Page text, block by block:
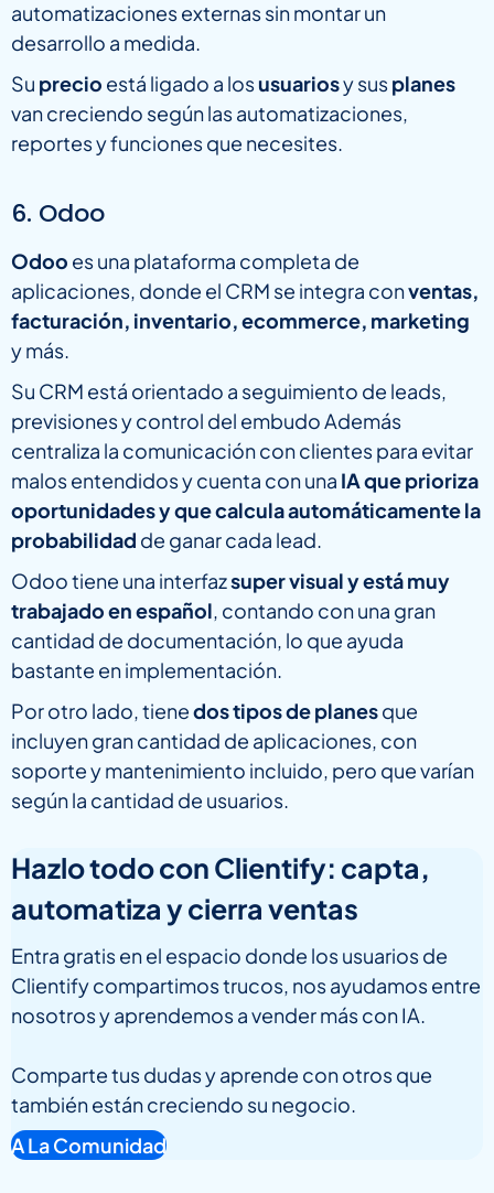
automatizaciones externas sin montar un
desarrollo a medida.
Su precio está ligado a losusuariosy susplanes
van creciendo según las automatizaciones,
reportes y funciones que necesites.
6. Odoo
Odoo es una plataforma completa de
aplicaciones, donde el CRM se integra conventas,
facturación, inventario, ecommerce, marketing
y más.
Su CRM está orientado a seguimiento de leads,
previsiones y control del embudo Además
centraliza la comunicación con clientes para evitar
malos entendidos y cuenta con una IA que prioriza
oportunidades y que calcula automáticamente la
probabilidad de ganar cada lead.
Odoo tiene una interfazsuper visual y está muy
trabajado en español, contando con una gran
cantidad de documentación, lo que ayuda
bastante en implementación.
Por otro lado, tienedos tipos de planesque
incluyen gran cantidad de aplicaciones, con
soporte y mantenimiento incluido, pero que varían
según la cantidad de usuarios.
Hazlo todo con Clientify: capta,
automatiza y cierra ventas
Entra gratis en el espacio donde los usuarios de
Clientify compartimos trucos, nos ayudamos entre
nosotros y aprendemos a vender más con IA.
Comparte tus dudas y aprende con otros que
también están creciendo su negocio.
A La Comunidad